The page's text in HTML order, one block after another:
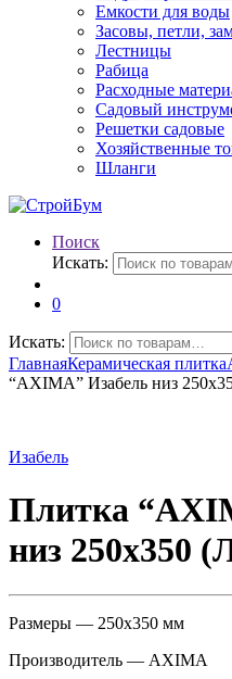
Емкости для воды
Засовы, петли,
Лестницы
Рабица
Расходные
Садовый
Решетки садовые
Хозяйственные
Шланги
Поиск
Искать:
0
Искать:
ГлавнаяКерамическая плитка
“AXIMA” Изабель низ
Изабель
Плитка
низ 250х350
Размеры — 250х350 мм
Производитель — AXIMA